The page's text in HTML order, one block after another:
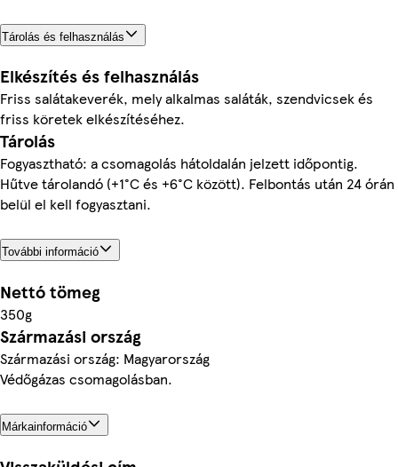
Tárolás és felhasználás
Elkészítés és felhasználás
Friss salátakeverék, mely alkalmas saláták, szendvicsek és
friss köretek elkészítéséhez.
Tárolás
Fogyasztható: a csomagolás hátoldalán jelzett időpontig.
Hűtve tárolandó (+1°C és +6°C között). Felbontás után 24 órán
belül el kell fogyasztani.
További információ
Nettó tömeg
350g
Származási ország
Származási ország: Magyarország
Védőgázas csomagolásban.
Márkainformáció